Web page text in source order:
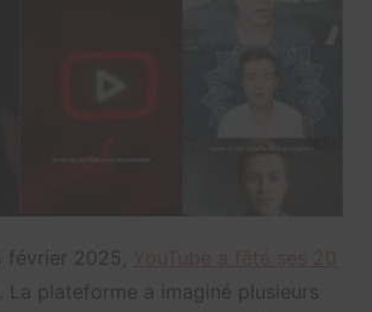
février 2025,
. La plateforme a imaginé plusieurs